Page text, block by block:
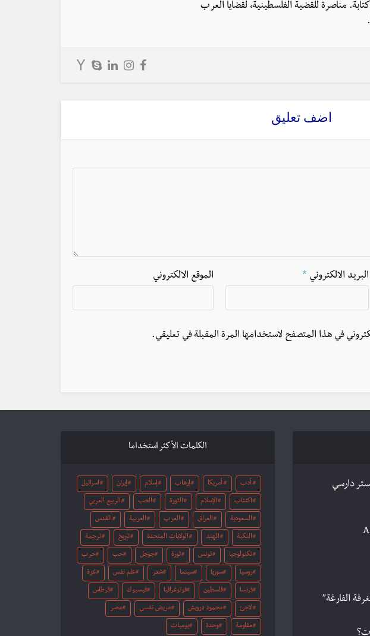
مناصرة للقضية الفلسطينية، لقضايا العرب
اضف تعليق
البريد الالكتروني * الموقع الالكتروني
في هذا المتصفح لاستخدامها المرة المقبلة في تعليقي.
الكلمات الأكثر استخداما
أدب أمريكا إرهاب إسلام إيران اسرائيل
اكتئاب الإسلام الثورة الحب الربيع العربي
السعودية العراق العرب العربية القدس
النكبة الهند الولايات المتحدة تاريخ ترجمة
تكنولوجيا تونس ثورة جوجل حب حرب
روسيا سوريا سينما شعر علم نفس غزة
فرنسا فلسطين فوتوغرافيا فيسبوك قرطاس
لاجئ محمود درويش مريض نفسي مصر
مقاومة وحدة يوميات
دارسي
الفارغة”